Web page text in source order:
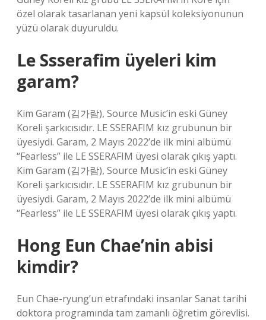
özel olarak tasarlanan yeni kapsül koleksiyonunun
yüzü olarak duyuruldu.
Le Ssserafim üyeleri kim
garam?
Kim Garam (김가람), Source Music’in eski Güney
Koreli şarkıcısıdır. LE SSERAFIM kız grubunun bir
üyesiydi. Garam, 2 Mayıs 2022’de ilk mini albümü
“Fearless” ile LE SSERAFIM üyesi olarak çıkış yaptı.
Kim Garam (김가람), Source Music’in eski Güney
Koreli şarkıcısıdır. LE SSERAFIM kız grubunun bir
üyesiydi. Garam, 2 Mayıs 2022’de ilk mini albümü
“Fearless” ile LE SSERAFIM üyesi olarak çıkış yaptı.
Hong Eun Chae’nin abisi
kimdir?
Eun Chae-ryung’un etrafındaki insanlar Sanat tarihi
doktora programında tam zamanlı öğretim görevlisi.